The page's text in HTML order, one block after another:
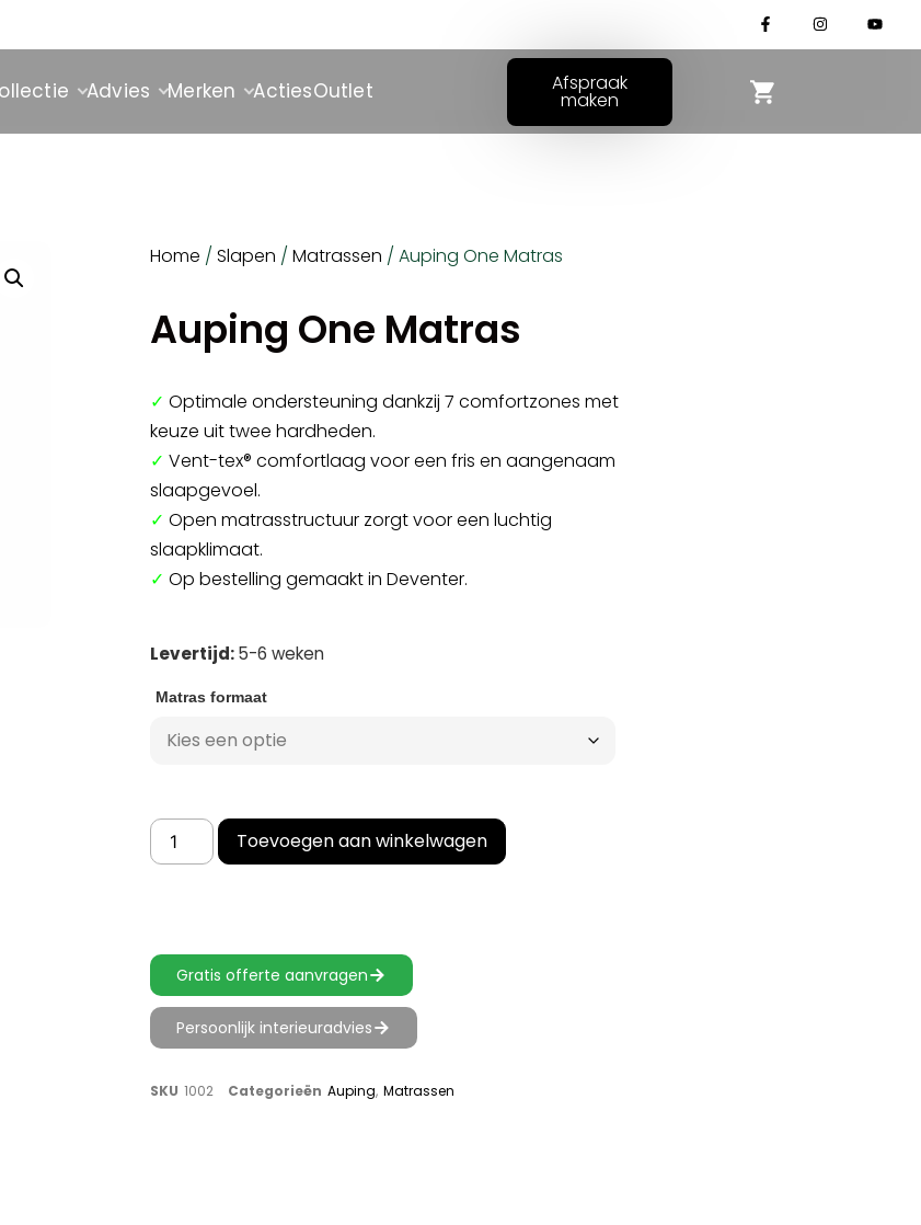
Advies Merken ActiesOutlet Afspraak
maken
Home / Slapen / Matrassen / Auping One Matras
Auping One Matras
✓ Optimale ondersteuning dankzij 7 comfortzones met
keuze uit twee hardheden.
✓ Vent-tex® comfortlaag voor een fris en aangenaam
slaapgevoel.
✓ Open matrasstructuur zorgt voor een luchtig
slaapklimaat.
✓ Op bestelling gemaakt in Deventer.
Levertijd:5-6 weken
Matras formaat
Toevoegen aan winkelwagen
Gratis offerte aanvragen
Persoonlijk interieuradvies
SKU 1002 Categorieën Auping, Matrassen